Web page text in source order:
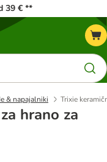
39 € **
& napajalniki Trixie
hrano za